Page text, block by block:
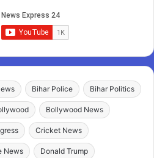
Bihar Police Bihar Politics
Bollywood News
Cricket News
News Donald Trump